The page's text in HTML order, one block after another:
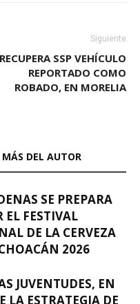
Siguiente
RECUPERA SSP VEHÍCULO
REPORTADO COMO
ROBADO, EN MORELIA
MÁS DEL AUTOR
SE PREPARA
EL FESTIVAL
DE LA CERVEZA
2026
JUVENTUDES, EN
LA ESTRATEGIA DE